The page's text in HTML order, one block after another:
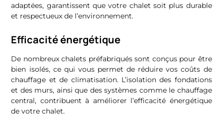
adaptées, garantissent que votre chalet soit plus durable
et respectueux de l’environnement.
Efficacité énergétique
De nombreux chalets préfabriqués sont conçus pour être
bien isolés, ce qui vous permet de réduire vos coûts de
chauffage et de climatisation. L’isolation des fondations
et des murs, ainsi que des systèmes comme le chauffage
central, contribuent à améliorer l’efficacité énergétique
de votre chalet.